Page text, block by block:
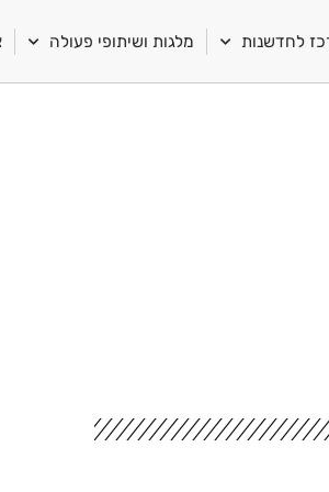
לחדשנות מלגות ושיתופי פעולה